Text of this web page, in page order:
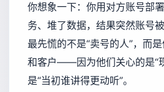
你想象一下：你用对方账号部
务、堆了数据，结果突然账号
最先慌的不是“卖号的人”，而
和客户——因为他们关心的是“
是“当初谁讲得更动听”。